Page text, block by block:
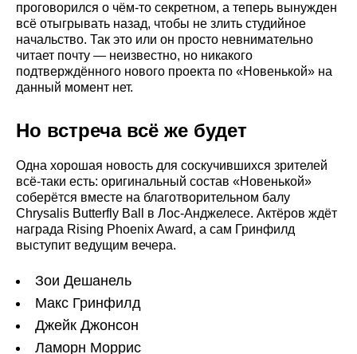
проговорился о чём-то секретном, а теперь вынужден
всё отыгрывать назад, чтобы не злить студийное
начальство. Так это или он просто невнимательно
читает почту — неизвестно, но никакого
подтверждённого нового проекта по «Новенькой» на
данный момент нет.
Но встреча всё же будет
Одна хорошая новость для соскучившихся зрителей
всё-таки есть: оригинальный состав «Новенькой»
соберётся вместе на благотворительном балу
Chrysalis Butterfly Ball в Лос-Анджелесе. Актёров ждёт
награда Rising Phoenix Award, а сам Гринфилд
выступит ведущим вечера.
Зои Дешанель
Макс Гринфилд
Джейк Джонсон
Ламорн Моррис